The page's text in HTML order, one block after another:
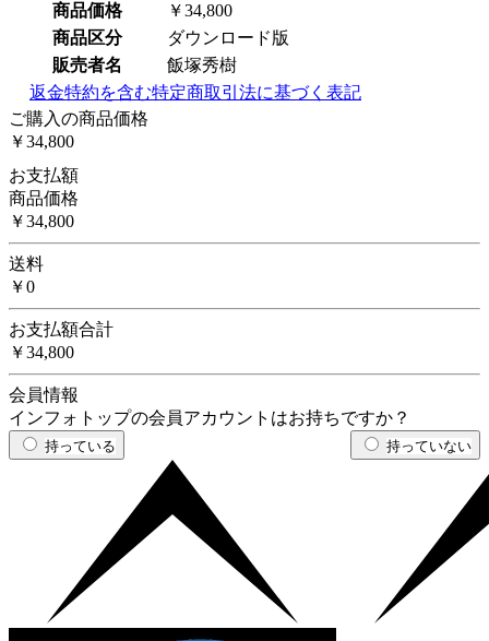
商品価格
￥34,800
商品区分
ダウンロード版
販売者名
飯塚秀樹
返金特約を含む特定商取引法に基づく表記
ご購入の商品価格
￥34,800
お支払額
商品価格
￥34,800
送料
￥0
お支払額合計
￥34,800
会員情報
インフォトップの会員アカウントはお持ちですか？
持っている 持っていない